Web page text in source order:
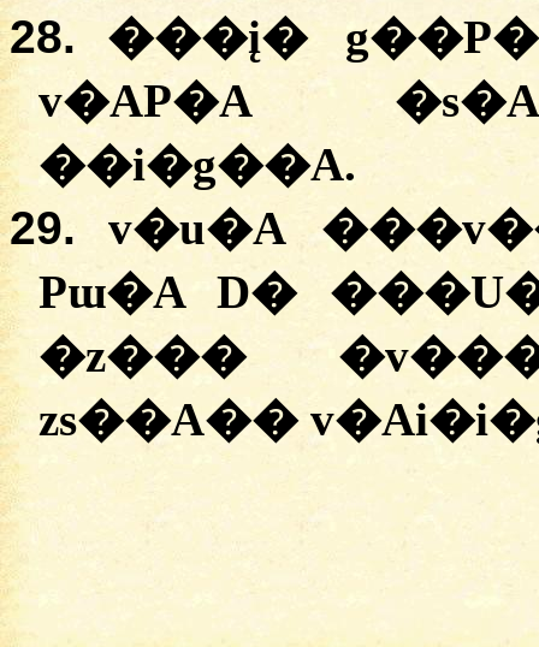
28.
���į�
v�AP�A�
��i�g��A.
29.
v�u�A���
Pɯ�A D� �
�z����v���
zs��A��